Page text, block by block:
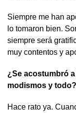
Siempre me han
lo tomaron bien.
siempre será
muy contentos y
¿Se acostumbró
modismos y todo?
Hace rato ya.